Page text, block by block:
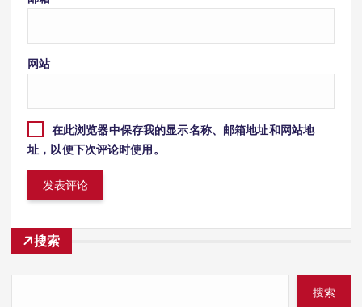
网站
在此浏览器中保存我的显示名称、邮箱地址和网站地
址，以便下次评论时使用。
搜索
搜索